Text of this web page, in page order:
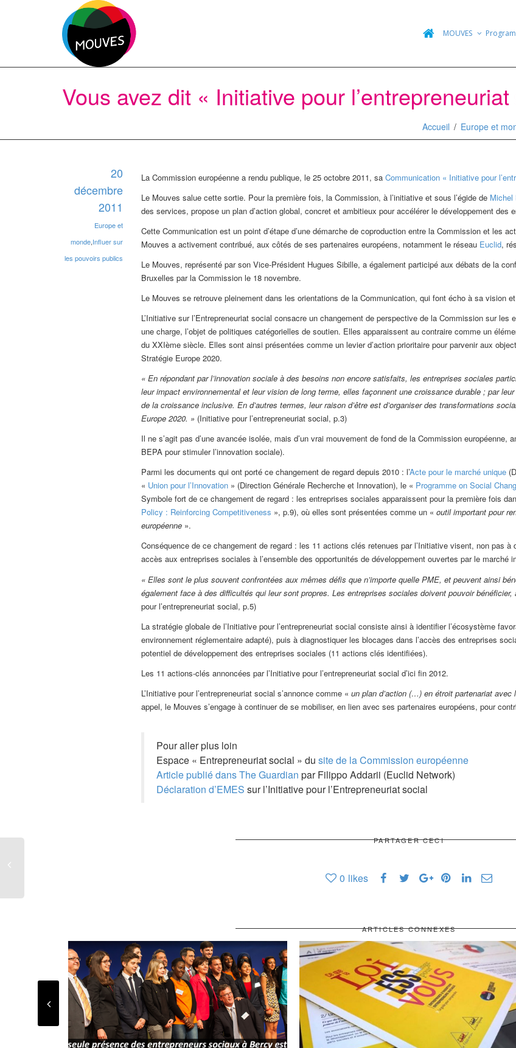
MOUVES
Vous avez dit « Initiative pour
Accueil Europe et
20
décembre
2011
Europe et
monde,Influer sur
les pouvoirs publics
La Commission européenne a rendu publique, le 25 octobre 2011, sa Communication « Initiative pour
Le Mouves salue cette sortie. Pour la première fois, la Commission, à l’initiative et sous l’égide de Michel
des services, propose un plan d’action global, concret et ambitieux pour accélérer le développement des
Cette Communication est un point d’étape d’une démarche de coproduction entre la Commission et les
Mouves a activement contribué, aux côtés de ses partenaires européens, notamment le réseau Euclid,
Le Mouves, représenté par son Vice-Président Hugues Sibille, a également participé aux débats de la
Bruxelles par la Commission le 18 novembre.
Le Mouves se retrouve pleinement dans les orientations de la Communication, qui font écho à sa vision
L’Initiative sur l’Entrepreneuriat social consacre un changement de perspective de la Commission sur
une charge, l’objet de politiques catégorielles de soutien. Elles apparaissent au contraire comme un
du XXIème siècle. Elles sont ainsi présentées comme un levier d’action prioritaire pour parvenir aux
Stratégie Europe 2020.
« En répondant par l’innovation sociale à des besoins non encore satisfaits, les entreprises sociales
leur impact environnemental et leur vision de long terme, elles façonnent une croissance durable ; par
de la croissance inclusive. En d’autres termes, leur raison d’être est d’organiser des transformations
Europe 2020. » (Initiative pour l’entrepreneuriat social, p.3)
Il ne s’agit pas d’une avancée isolée, mais d’un vrai mouvement de fond de la Commission européenne,
BEPA pour stimuler l’innovation sociale).
Parmi les documents qui ont porté ce changement de regard depuis 2010 : l’Acte pour le marché unique
« Union pour l’Innovation » (Direction Générale Recherche et Innovation), le « Programme on Social
Symbole fort de ce changement de regard : les entreprises sociales apparaissent pour la première fois
Policy : Reinforcing Competitiveness », p.9), où elles sont présentées comme un « outil important pour
européenne ».
Conséquence de ce changement de regard : les 11 actions clés retenues par l’Initiative visent, non pas
accès aux entreprises sociales à l’ensemble des opportunités de développement ouvertes par le marché
« Elles sont le plus souvent confrontées aux mêmes défis que n’importe quelle PME, et peuvent ainsi
également face à des difficultés qui leur sont propres. Les entreprises sociales doivent pouvoir
pour l’entrepreneuriat social, p.5)
La stratégie globale de l’Initiative pour l’entrepreneuriat social consiste ainsi à identifier l’écosystème
environnement réglementaire adapté), puis à diagnostiquer les blocages dans l’accès des entreprises
potentiel de développement des entreprises sociales (11 actions clés identifiées).
Les 11 actions-clés annoncées par l’Initiative pour l’entrepreneuriat social d’ici fin 2012.
L’Initiative pour l’entrepreneuriat social s’annonce comme « un plan d’action (…) en étroit partenariat
appel, le Mouves s’engage à continuer de se mobiliser, en lien avec ses partenaires européens, pour
Pour aller plus loin
Espace « Entrepreneuriat social » du site de la Commission européenne
Article publié dans The Guardian par Filippo Addarii (Euclid Network)
Déclaration d’EMES sur l’Initiative pour l’Entrepreneuriat social
PARTAGER CECI
0 likes
ARTICLES CONNEXES